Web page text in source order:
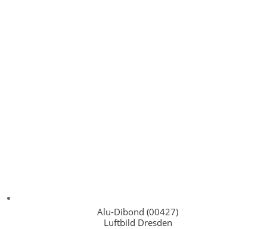
Alu-Dibond (00427)
Luftbild Dresden